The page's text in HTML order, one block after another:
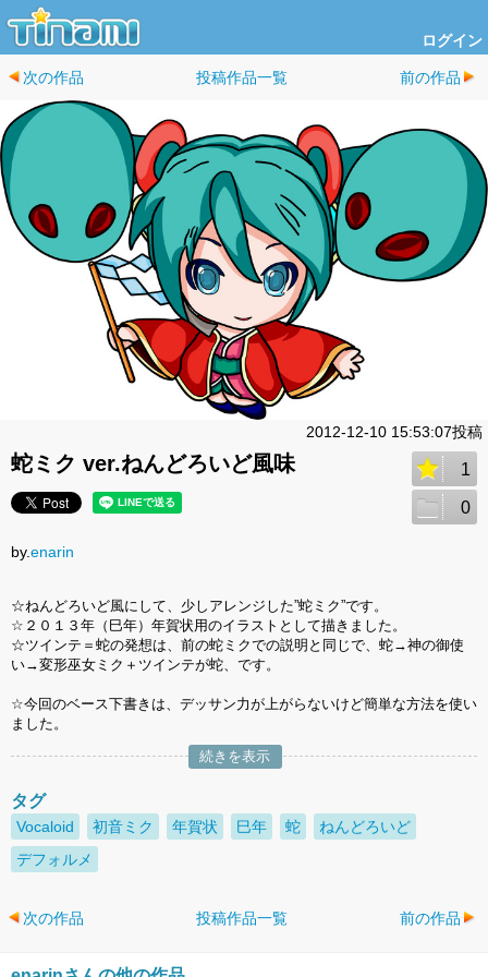
ログイン
次の作品 投稿作品一覧 前の作品
2012-12-10 15:53:07投稿
蛇ミク ver.ねんどろいど風味 1
0
by.enarin
☆ねんどろいど風にして、少しアレンジした”蛇ミク”です。
☆２０１３年（巳年）年賀状用のイラストとして描きました。
☆ツインテ＝蛇の発想は、前の蛇ミクでの説明と同じで、蛇→神の御使
い→変形巫女ミク＋ツインテが蛇、です。
☆今回のベース下書きは、デッサン力が上がらないけど簡単な方法を使い
ました。
続きを表示
タグ
Vocaloid 初音ミク 年賀状 巳年 蛇
ねんどろいど
デフォルメ
次の作品 投稿作品一覧 前の作品